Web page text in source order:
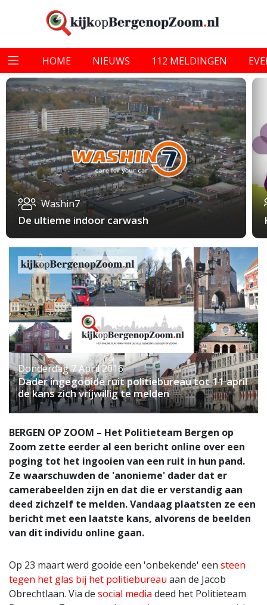
HOME NIEUWS 112 MELDINGEN
Washin7
De ultieme indoor carwash
Donderdag 7 April 2016
Dader ingegooide ruit politiebureau tot 11 april
de kans zich vrijwillig te melden
BERGEN OP ZOOM – Het Politieteam Bergen op
Zoom zette eerder al een bericht online over een
poging tot het ingooien van een ruit in hun pand.
Ze waarschuwden de 'anonieme' dader dat er
camerabeelden zijn en dat die er verstandig aan
deed zichzelf te melden. Vandaag plaatsten ze een
bericht met een laatste kans, alvorens de beelden
van dit individu online gaan.
Op 23 maart werd gooide een 'onbekende' een steen
tegen het glas bij het politiebureau aan de Jacob
Obrechtlaan. Via de social media deed het Politieteam